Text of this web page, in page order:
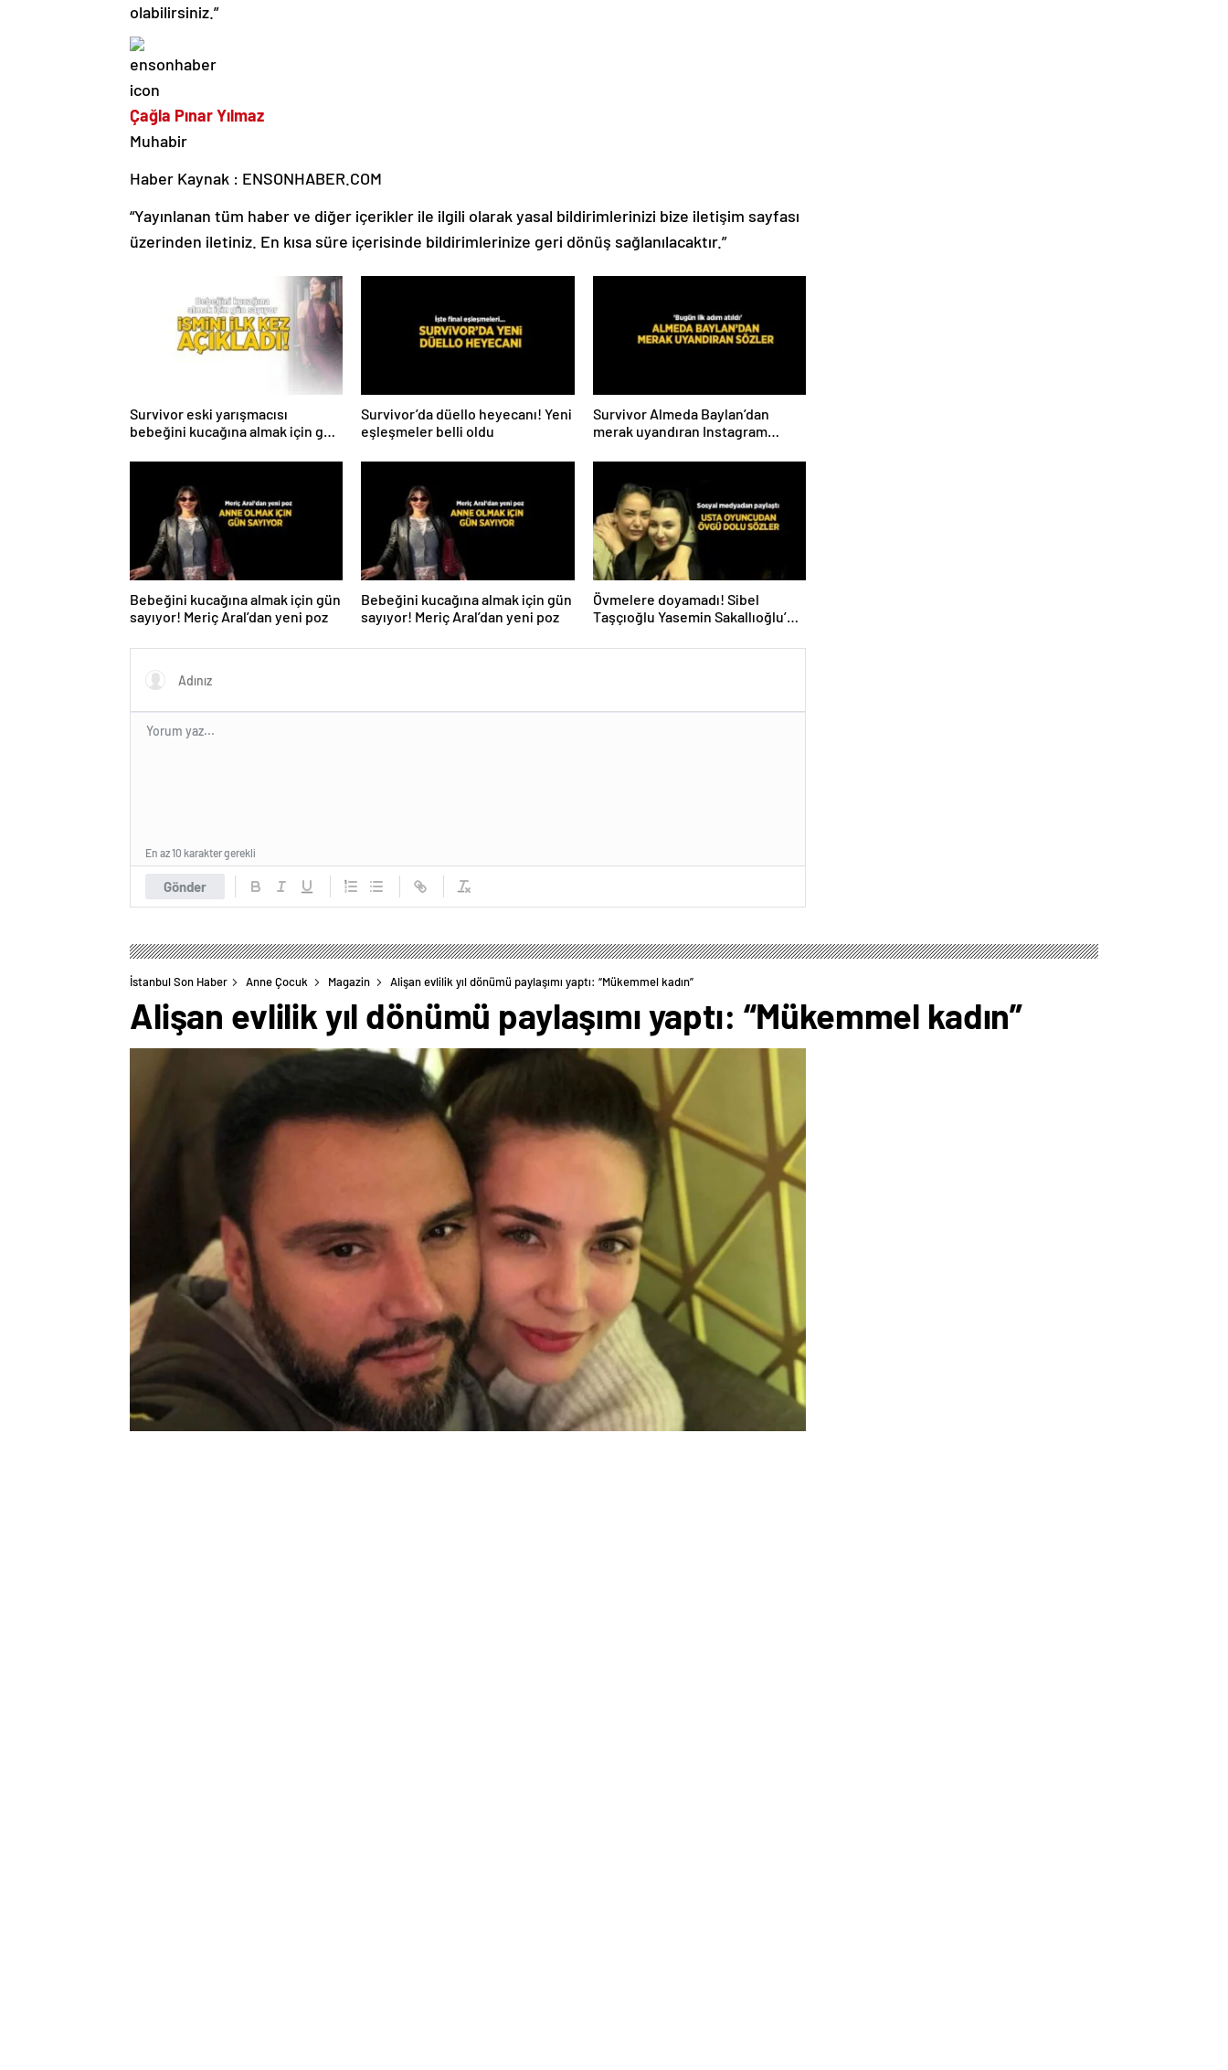
olabilirsiniz.”
Çağla Pınar Yılmaz
Muhabir
Haber Kaynak : ENSONHABER.COM
“Yayınlanan tüm haber ve diğer içerikler ile ilgili olarak yasal bildirimlerinizi bize iletişim sayfası
üzerinden iletiniz. En kısa süre içerisinde bildirimlerinize geri dönüş sağlanılacaktır.”
Survivor eski yarışmacısı
bebeğini kucağına almak için gün
Survivor’da düello heyecanı! Yeni
eşleşmeler belli oldu
Survivor Almeda Baylan’dan
merak uyandıran Instagram
Bebeğini kucağına almak için gün
sayıyor! Meriç Aral’dan yeni poz
Bebeğini kucağına almak için gün
sayıyor! Meriç Aral’dan yeni poz
Övmelere doyamadı! Sibel
Taşçıoğlu Yasemin Sakallıoğlu’nu
Gönder
En az 10 karakter gerekli
İstanbul Son Haber Anne Çocuk Magazin Alişan evlilik yıl dönümü paylaşımı yaptı: “Mükemmel kadın”
Alişan evlilik yıl dönümü paylaşımı yaptı: “Mükemmel kadın”